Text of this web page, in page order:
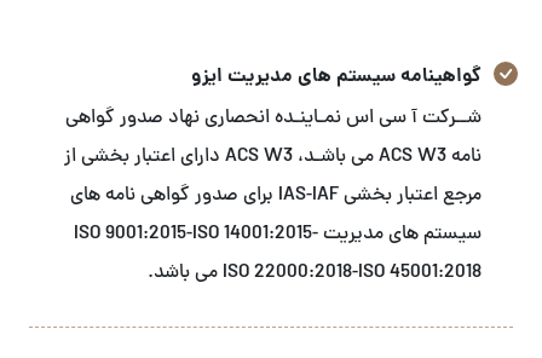
گواهینامه سیستم های مدیریت ایزو
شــرکت آ سی اس نمـاینـده انحصاری نهاد صدور گواهی
نامه ACS W3 می باشـد، ACS W3 دارای اعتبار بخشی از
مرجع اعتبار بخشی IAS-IAF برای صدور گواهی نامه های
سیستم های مدیریت ISO 9001:2015-ISO 14001:2015-
ISO 22000:2018-ISO 45001:2018 می باشد.